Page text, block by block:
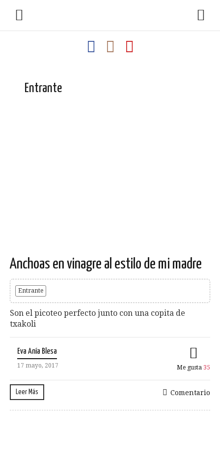
Entrante
Anchoas en vinagre al estilo de mi madre
Entrante
Son el picoteo perfecto junto con una copita de
txakoli
Eva Anía Blesa
17 mayo, 2017 Me gusta 35
Leer Más Comentario